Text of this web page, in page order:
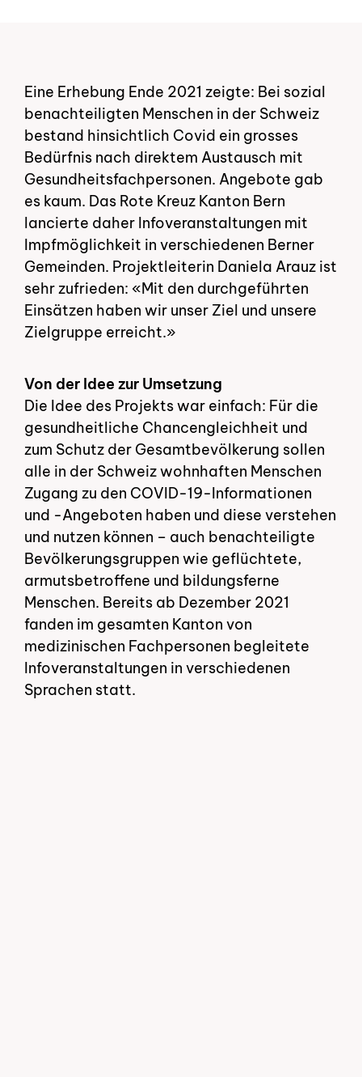
Zur Übersicht
Zur Übersicht
Eine Erhebung Ende 2021 zeigte: Bei sozial
benachteiligten Menschen in der Schweiz
bestand hinsichtlich Covid ein grosses
Bedürfnis nach direktem Austausch mit
Gesundheitsfachpersonen. Angebote gab
es kaum. Das Rote Kreuz Kanton Bern
lancierte daher Infoveranstaltungen mit
Impfmöglichkeit in verschiedenen Berner
Gemeinden. Projektleiterin Daniela Arauz ist
sehr zufrieden: «Mit den durchgeführten
Einsätzen haben wir unser Ziel und unsere
Zielgruppe erreicht.»
Von der Idee zur Umsetzung
Die Idee des Projekts war einfach: Für die
gesundheitliche Chancengleichheit und
zum Schutz der Gesamtbevölkerung sollen
alle in der Schweiz wohnhaften Menschen
Zugang zu den COVID-19-Informationen
und -Angeboten haben und diese verstehen
und nutzen können – auch benachteiligte
Bevölkerungsgruppen wie geflüchtete,
armutsbetroffene und bildungsferne
Menschen. Bereits ab Dezember 2021
fanden im gesamten Kanton von
medizinischen Fachpersonen begleitete
Infoveranstaltungen in verschiedenen
Sprachen statt.